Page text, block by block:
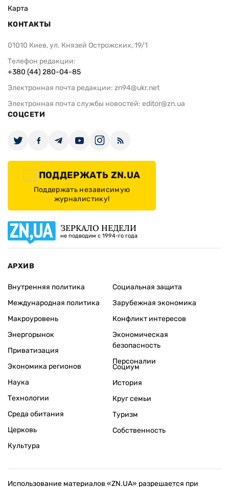
Карта
КОНТАКТЫ
01010 Киев, ул. Князей Острожских, 19/1
Телефон редакции:
+380 (44) 280-04-85
Электронная почта редакции: zn94@ukr.net
Электронная почта службы новостей: editor@zn.ua
СОЦСЕТИ
ПОДДЕРЖАТЬ ZN.UA
Поддержать независимую
журналистику!
ЗЕРКАЛО НЕДЕЛИ
не подводим с 1994-го года
АРХИВ
Внутренняя политика
Международная политика
Макроуровень
Энергорынок
Приватизация
Экономика регионов
Социальная защита
Зарубежная экономика
Конфликт интересов
Экономическая
безопасность
Персоналии
Наука
Технологии
Среда обитания
Церковь
Культура
Социум
История
Круг семьи
Туризм
Собственность
Использование материалов «ZN.UA» разрешается при